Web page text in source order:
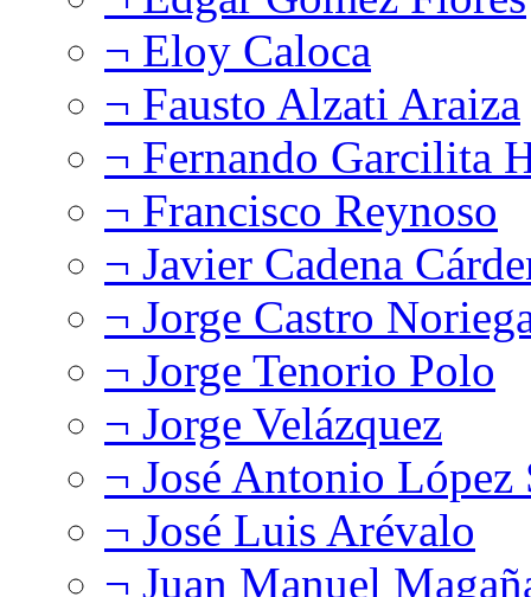
¬ Eloy Caloca
¬ Fausto Alzati Araiza
¬ Fernando Garcilita
¬ Francisco Reynoso
¬ Javier Cadena
¬ Jorge Castro
¬ Jorge Tenorio Polo
¬ Jorge Velázquez
¬ José Antonio López
¬ José Luis Arévalo
¬ Juan Manuel